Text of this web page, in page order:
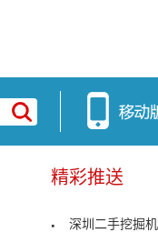
精彩推送
深圳二手挖掘